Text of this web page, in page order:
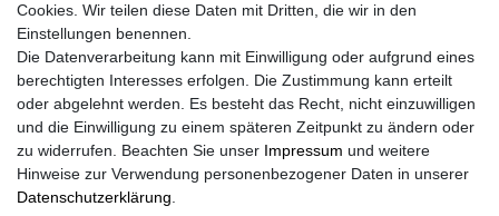
Cookies. Wir teilen diese Daten mit Dritten, die wir in den
Einstellungen benennen.
Die Datenverarbeitung kann mit Einwilligung oder aufgrund eines
berechtigten Interesses erfolgen. Die Zustimmung kann erteilt
oder abgelehnt werden. Es besteht das Recht, nicht einzuwilligen
und die Einwilligung zu einem späteren Zeitpunkt zu ändern oder
zu widerrufen. Beachten Sie unser Impressum und weitere
Hinweise zur Verwendung personenbezogener Daten in unserer
Daten­schutz­erklärung